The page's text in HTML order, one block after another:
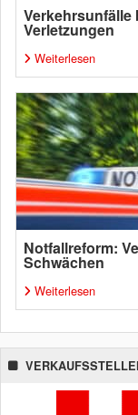
Verkehrsunfälle
Verletzungen
Weiterlesen
Notfallreform:
Schwächen
Weiterlesen